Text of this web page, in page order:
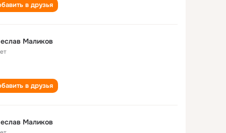
в друзья
Маликов
в друзья
Маликов